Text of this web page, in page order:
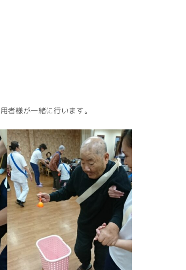
者様が一緒に行います。